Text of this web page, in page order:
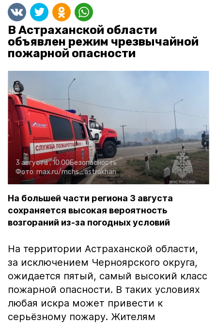
В Астраханской области
объявлен режим чрезвычайной
пожарной опасности
3 августа , 10:00Безопасность
Фото: max.ru/mchs_astrakhan
На большей части региона 3 августа
сохраняется высокая вероятность
возгораний из-за погодных условий
На территории Астраханской области,
за исключением Черноярского округа,
ожидается пятый, самый высокий класс
пожарной опасности. В таких условиях
любая искра может привести к
серьёзному пожару. Жителям